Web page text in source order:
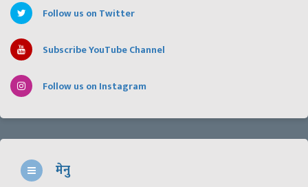
Follow us on Twitter
Subscribe YouTube Channel
Follow us on Instagram
मेनु